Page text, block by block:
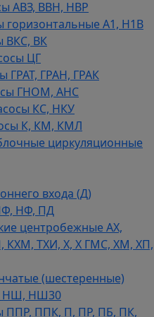
АВЗ, ВВН, НВР
горизонтальные А1, Н1В
ВКС, ВК
ЦГ
ГРАТ, ГРАН, ГРАК
ГНОМ, АНС
КС, НКУ
К, КМ, КМЛ
циркуляционные
входа (Д)
НФ, ПД
центробежные АХ,
КХМ, ТХИ, Х, Х ГМС, ХМ, ХП,
(шестеренные)
НШ30
ППР, ППК, П, ПР, ПБ, ПК,